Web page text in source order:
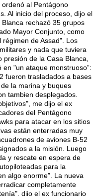
al Pentágono
Al inicio del proceso, dijo el
rechazó 35 grupos
Mayor Conjunto, como
régimen de Assad". Los
y nada que tuviera
de la Casa Blanca,
"un ataque monstruoso”:
fueron trasladados a bases
la marina y buques
tambien desplegados.
me dijo el ex
del Pentágono
para atacar en los sitios
están enterradas muy
de aviones B-52
a la misión. Luego
y rescate en espera de
para la
algo enorme”. La nueva
completamente
dijo el ex funcionario